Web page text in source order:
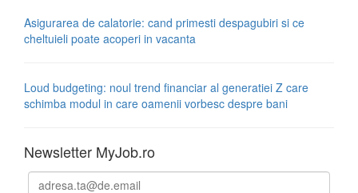
Asigurarea de calatorie: cand primesti despagubiri si ce
cheltuieli poate acoperi in vacanta
Loud budgeting: noul trend financiar al generatiei Z care
schimba modul in care oamenii vorbesc despre bani
Newsletter MyJob.ro